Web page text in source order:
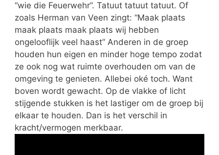
“wie die Feuerwehr”. Tatuut tatuut tatuut. Of
zoals Herman van Veen zingt: “Maak plaats
maak plaats maak plaats wij hebben
ongelooflijk veel haast” Anderen in de groep
houden hun eigen en minder hoge tempo zodat
ze ook nog wat ruimte overhouden om van de
omgeving te genieten. Allebei oké toch. Want
boven wordt gewacht. Op de vlakke of licht
stijgende stukken is het lastiger om de groep bij
elkaar te houden. Dan is het verschil in
kracht/vermogen merkbaar.